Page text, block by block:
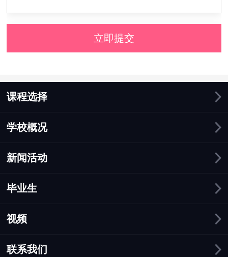
立即提交
课程选择
学校概况
新闻活动
毕业生
视频
联系我们